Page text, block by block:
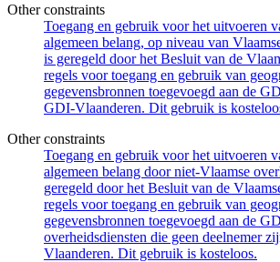
Other constraints
Toegang en gebruik voor het uitvoeren
algemeen belang, op niveau van
is geregeld door het Besluit van de
regels voor toegang en gebruik van
gegevensbronnen toegevoegd aan de
GDI-Vlaanderen. Dit gebruik is
Other constraints
Toegang en gebruik voor het uitvoeren
algemeen belang door niet-Vlaamse
geregeld door het Besluit van de
regels voor toegang en gebruik van
gegevensbronnen toegevoegd aan de
overheidsdiensten die geen deelnemer
Vlaanderen. Dit gebruik is kosteloos.